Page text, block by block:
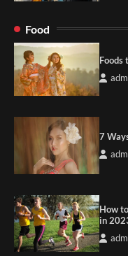
Food
Foods
7
How
in